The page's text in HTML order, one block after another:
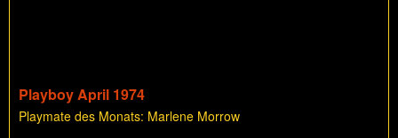
Playboy April 1974
Playmate des Monats: Marlene Morrow